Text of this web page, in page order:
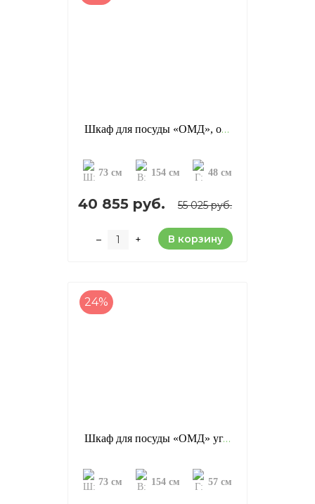
Шкаф для посуды «ОМД», отделка: старение (сосна)
73 см 154 см 48 см
40 855 руб. 55 025 руб.
– + В корзину
24%
Шкаф для посуды «ОМД» угловой, отделка: старение (сосна)
73 см 154 см 57 см